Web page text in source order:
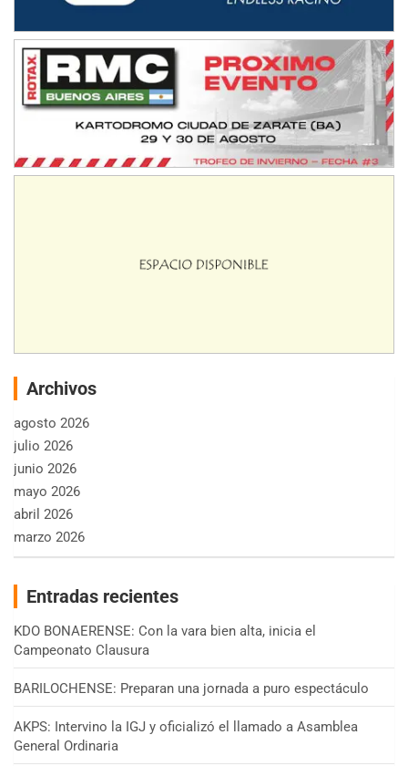
Archivos
agosto 2026
julio 2026
junio 2026
mayo 2026
abril 2026
marzo 2026
Entradas recientes
KDO BONAERENSE: Con la vara bien alta, inicia el
Campeonato Clausura
BARILOCHENSE: Preparan una jornada a puro espectáculo
AKPS: Intervino la IGJ y oficializó el llamado a Asamblea
General Ordinaria